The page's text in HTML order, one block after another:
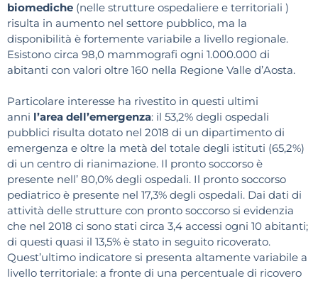
biomediche (nelle strutture ospedaliere e territoriali )
risulta in aumento nel settore pubblico, ma la
disponibilità è fortemente variabile a livello regionale.
Esistono circa 98,0 mammografi ogni 1.000.000 di
abitanti con valori oltre 160 nella Regione Valle d’Aosta.
Particolare interesse ha rivestito in questi ultimi
anni l’area dell’emergenza: il 53,2% degli ospedali
pubblici risulta dotato nel 2018 di un dipartimento di
emergenza e oltre la metà del totale degli istituti (65,2%)
di un centro di rianimazione. Il pronto soccorso è
presente nell’ 80,0% degli ospedali. Il pronto soccorso
pediatrico è presente nel 17,3% degli ospedali. Dai dati di
attività delle strutture con pronto soccorso si evidenzia
che nel 2018 ci sono stati circa 3,4 accessi ogni 10 abitanti;
di questi quasi il 13,5% è stato in seguito ricoverato.
Quest’ultimo indicatore si presenta altamente variabile a
livello territoriale: a fronte di una percentuale di ricovero